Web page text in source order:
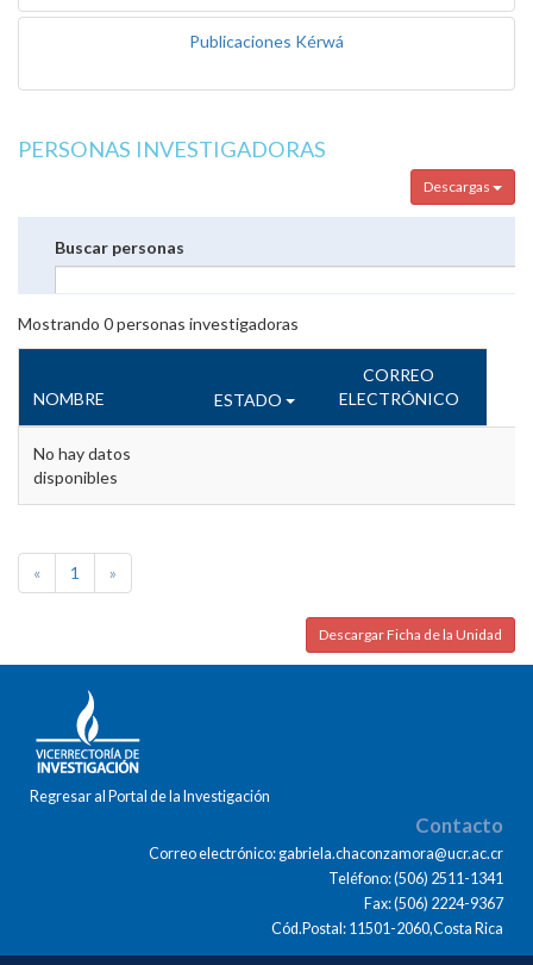
Publicaciones Kérwá
PERSONAS INVESTIGADORAS
Descargas
Buscar personas
Mostrando 0personas investigadoras
NOMBRE ESTADO
CORREO
ELECTRÓNICO
No hay datos
disponibles
« 1 »
Descargar Ficha de la Unidad
Regresar al Portal de la Investigación
Contacto
Correo electrónico: gabriela.chaconzamora@ucr.ac.cr
Teléfono: (506) 2511-1341
Fax: (506) 2224-9367
Cód.Postal: 11501-2060,Costa Rica